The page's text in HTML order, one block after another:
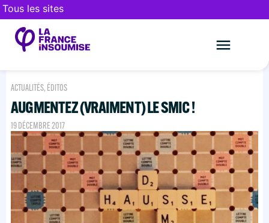
Tous les sites
ACTUALITÉS, ÉDITOS
AUGMENTEZ (VRAIMENT) LE SMIC !
19 DÉCEMBRE 2017